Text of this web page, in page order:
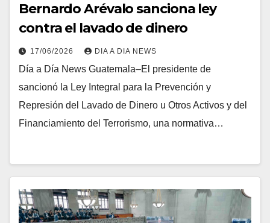
Bernardo Arévalo sanciona ley
contra el lavado de dinero
17/06/2026 DIA A DIA NEWS
Día a Día News Guatemala–El presidente de
sancionó la Ley Integral para la Prevención y
Represión del Lavado de Dinero u Otros Activos y del
Financiamiento del Terrorismo, una normativa…